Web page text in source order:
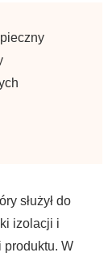
służył do
izolacji i
produktu. W